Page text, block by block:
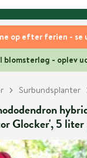
op efter ferien - se
blomsterløg - oplev
Surbundsplanter
Glocker', 5